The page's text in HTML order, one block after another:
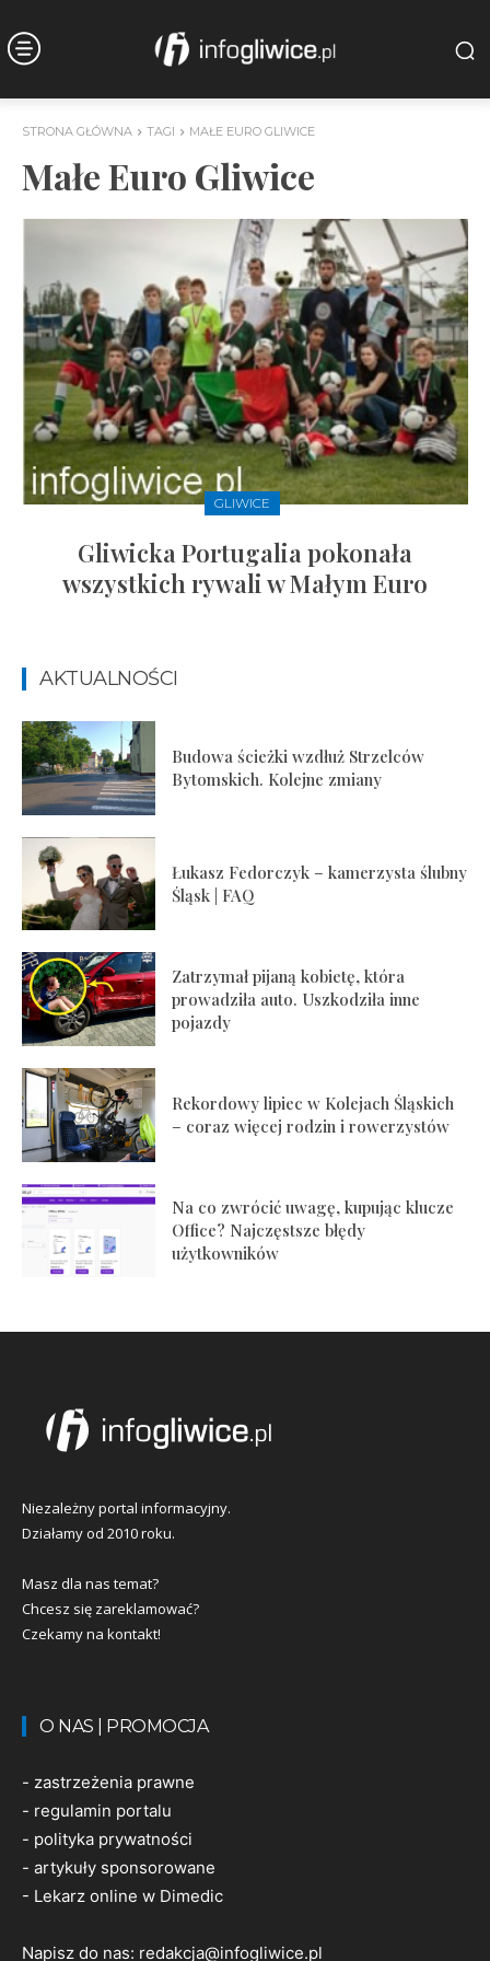
STRONA GŁÓWNA TAGI MAŁE EURO GLIWICE
Małe Euro Gliwice
GLIWICE
Gliwicka Portugalia pokonała
wszystkich rywali w Małym Euro
AKTUALNOŚCI
Budowa ścieżki wzdłuż Strzelców
Bytomskich. Kolejne zmiany
Łukasz Fedorczyk – kamerzysta ślubny
Śląsk | FAQ
Zatrzymał pijaną kobietę, która
prowadziła auto. Uszkodziła inne
pojazdy
Rekordowy lipiec w Kolejach Śląskich
– coraz więcej rodzin i rowerzystów
Na co zwrócić uwagę, kupując klucze
Office? Najczęstsze błędy
użytkowników
Niezależny portal informacyjny.
Działamy od 2010 roku.
Masz dla nas temat?
Chcesz się zareklamować?
Czekamy na kontakt!
O NAS | PROMOCJA
- zastrzeżenia prawne
- regulamin portalu
- polityka prywatności
- artykuły sponsorowane
- Lekarz online w Dimedic
Napisz do nas: redakcja@infogliwice.pl